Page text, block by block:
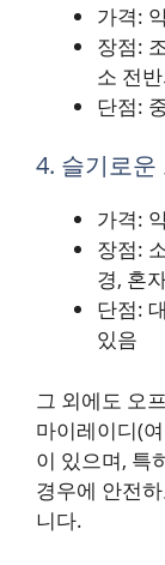
가격:
장점:
소 전
단점:
4. 슬기로
가격:
장점:
경, 혼
단점:
있음
그 외에도 오
마이레이디(
이 있으며, 특
경우에 안전
니다.